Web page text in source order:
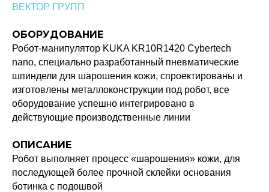
ВЕКТОР ГРУПП
ОБОРУДОВАНИЕ
Робот-манипулятор KUKA KR10R1420 Cybertech
nano, специально разработанный пневматические
шпиндели для шарошения кожи, спроектированы и
изготовлены металлоконструкции под робот, все
оборудование успешно интегрировано в
действующие производственные линии
ОПИСАНИЕ
Робот выполняет процесс «шарошения» кожи, для
последующей более прочной склейки основания
ботинка с подошвой